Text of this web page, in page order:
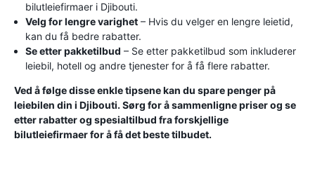
bilutleiefirmaer i Djibouti.
Velg for lengre varighet – Hvis du velger en lengre leietid,
kan du få bedre rabatter.
Se etter pakketilbud – Se etter pakketilbud som inkluderer
leiebil, hotell og andre tjenester for å få flere rabatter.
Ved å følge disse enkle tipsene kan du spare penger på
leiebilen din i Djibouti. Sørg for å sammenligne priser og se
etter rabatter og spesialtilbud fra forskjellige
bilutleiefirmaer for å få det beste tilbudet.